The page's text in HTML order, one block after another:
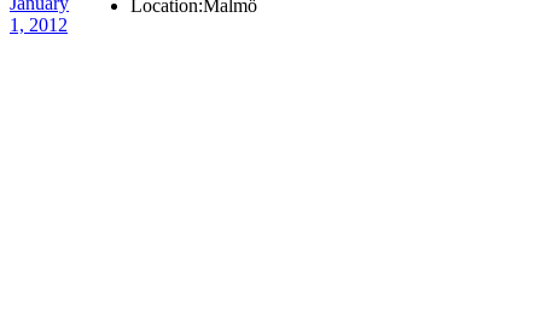
1, 2012
Location:Malmö